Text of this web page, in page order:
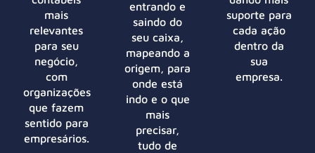
mais
relevantes
para seu
negócio,
com
organizações
que fazem
sentido para
empresários.
entrando e
saindo do
seu caixa,
mapeando a
origem, para
onde está
indo e o que
mais
precisar,
tudo de
suporte para
cada ação
dentro da
sua
empresa.